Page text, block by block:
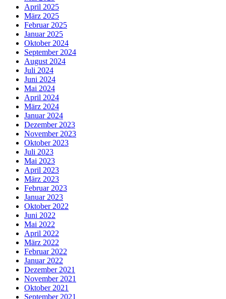
April 2025
März 2025
Februar 2025
Januar 2025
Oktober 2024
September 2024
August 2024
Juli 2024
Juni 2024
Mai 2024
April 2024
März 2024
Januar 2024
Dezember 2023
November 2023
Oktober 2023
Juli 2023
Mai 2023
April 2023
März 2023
Februar 2023
Januar 2023
Oktober 2022
Juni 2022
Mai 2022
April 2022
März 2022
Februar 2022
Januar 2022
Dezember 2021
November 2021
Oktober 2021
September 2021